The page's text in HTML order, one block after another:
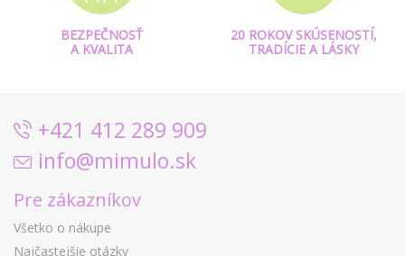
BEZPEČNOSŤ
A KVALITA
20 ROKOV SKÚSENOSTÍ,
TRADÍCIE A LÁSKY
+421 412 289 909
info@mimulo.sk
Pre zákazníkov
Všetko o nákupe
Najčastejšie otázky